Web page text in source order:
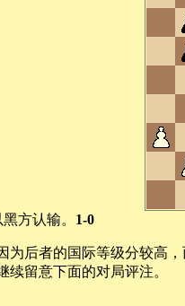
方认输。 1-0
后者的国际等级分较高
留意下面的对局评注。